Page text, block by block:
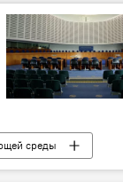
среды